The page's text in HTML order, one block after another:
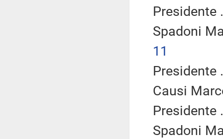
Presidente
Spadoni
11
Presidente
Causi
Presidente
Spadoni